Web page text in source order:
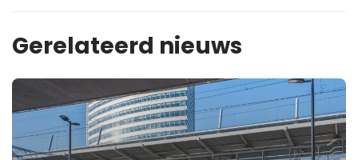
Gerelateerd nieuws